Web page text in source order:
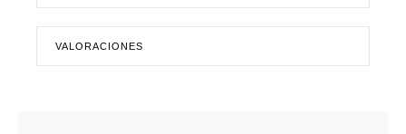
VALORACIONES